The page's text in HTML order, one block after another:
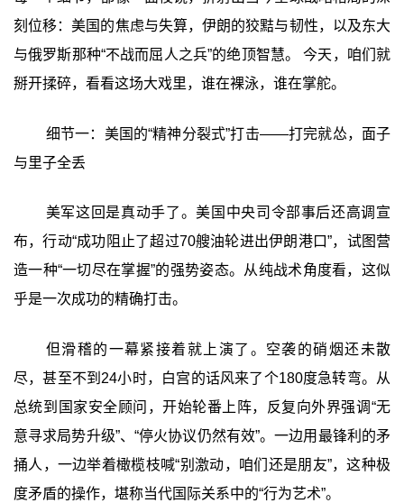
刻位移：美国的焦虑与失算，伊朗的狡黠与韧性，以及东大
与俄罗斯那种“不战而屈人之兵”的绝顶智慧。 今天，咱们就
掰开揉碎，看看这场大戏里，谁在裸泳，谁在掌舵。
细节一：美国的“精神分裂式”打击——打完就怂，面子
与里子全丢
美军这回是真动手了。美国中央司令部事后还高调宣
布，行动“成功阻止了超过70艘油轮进出伊朗港口”，试图营
造一种“一切尽在掌握”的强势姿态。从纯战术角度看，这似
乎是一次成功的精确打击。
但滑稽的一幕紧接着就上演了。空袭的硝烟还未散
尽，甚至不到24小时，白宫的话风来了个180度急转弯。从
总统到国家安全顾问，开始轮番上阵，反复向外界强调“无
意寻求局势升级”、“停火协议仍然有效”。一边用最锋利的矛
捅人，一边举着橄榄枝喊“别激动，咱们还是朋友”，这种极
度矛盾的操作，堪称当代国际关系中的“行为艺术”。